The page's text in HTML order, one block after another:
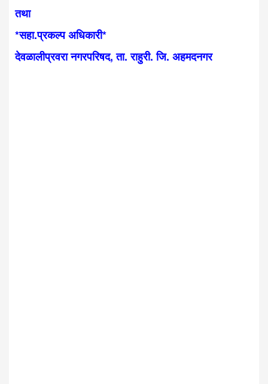
तथा
*सहा.प्रकल्प अधिकारी*
देवळालीप्रवरा नगरपरिषद, ता. राहुरी. जि. अहमदनगर